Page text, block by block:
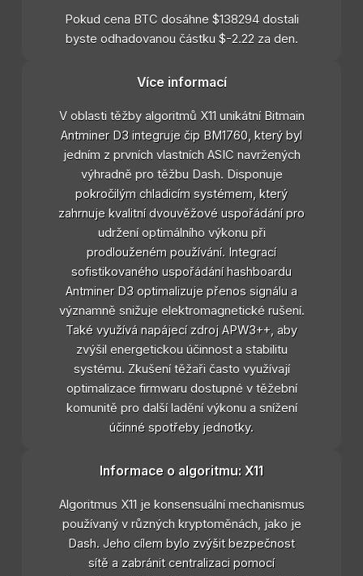
Pokud cena BTC dosáhne $138294 dostali
byste odhadovanou částku $-2.22 za den.
Více informací
V oblasti těžby algoritmů X11 unikátní Bitmain
Antminer D3 integruje čip BM1760, který byl
jedním z prvních vlastních ASIC navržených
výhradně pro těžbu Dash. Disponuje
pokročilým chladicím systémem, který
zahrnuje kvalitní dvouvěžové uspořádání pro
udržení optimálního výkonu při
prodlouženém používání. Integrací
sofistikovaného uspořádání hashboardu
Antminer D3 optimalizuje přenos signálu a
významně snižuje elektromagnetické rušení.
Také využívá napájecí zdroj APW3++, aby
zvýšil energetickou účinnost a stabilitu
systému. Zkušení těžaři často využívají
optimalizace firmwaru dostupné v těžební
komunitě pro další ladění výkonu a snížení
účinné spotřeby jednotky.
Informace o algoritmu: X11
Algoritmus X11 je konsensuální mechanismus
používaný v různých kryptoměnách, jako je
Dash. Jeho cílem bylo zvýšit bezpečnost
sítě a zabránit centralizaci pomocí